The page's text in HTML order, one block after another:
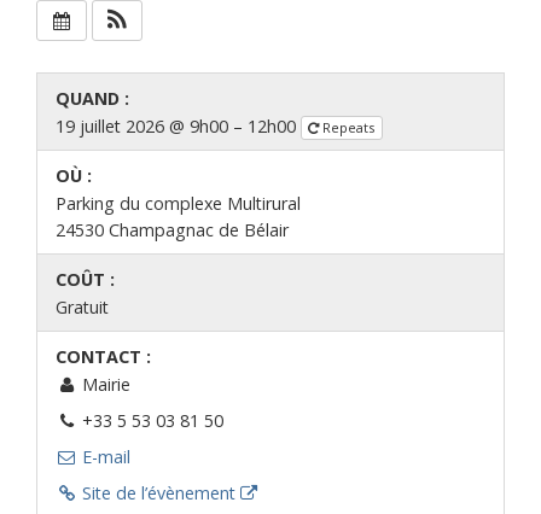
QUAND :
19 juillet 2026 @ 9h00 – 12h00
Repeats
OÙ :
Parking du complexe Multirural
24530 Champagnac de Bélair
COÛT :
Gratuit
CONTACT :
Mairie
+33 5 53 03 81 50
E-mail
Site de l’évènement